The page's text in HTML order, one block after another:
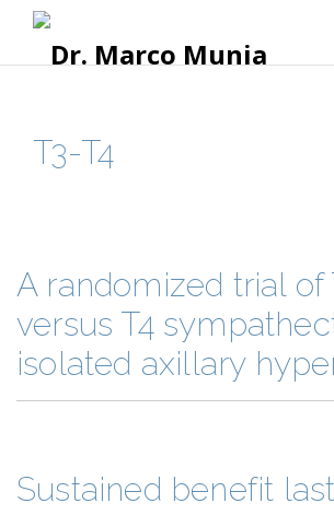
T3-T4
A randomized trial of
versus T4
isolated axillary
Sustained benefit